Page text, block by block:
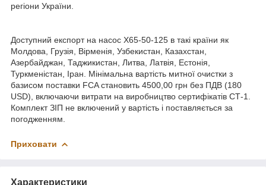
регіони України.
Доступний експорт на насос Х65-50-125 в такі країни як
Молдова, Грузія, Вірменія, Узбекистан, Казахстан,
Азербайджан, Таджикистан, Литва, Латвія, Естонія,
Туркменістан, Іран. Мінімальна вартість митної очистки з
базисом поставки FCA становить 4500,00 грн без ПДВ (180
USD), включаючи витрати на виробництво сертифікатів СТ-1.
Комплект ЗІП не включений у вартість і поставляється за
погодженням.
Приховати
Характеристики